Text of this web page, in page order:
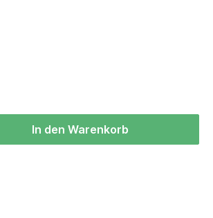
In den Warenkorb